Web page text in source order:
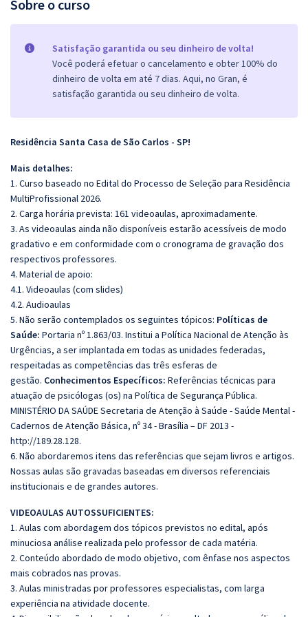
Sobre o curso
Satisfação garantida ou seu dinheiro de volta!
Você poderá efetuar o cancelamento e obter 100% do
dinheiro de volta em até 7 dias. Aqui, no Gran, é
satisfação garantida ou seu dinheiro de volta.
Residência Santa Casa de São Carlos - SP!
Mais detalhes:
1. Curso baseado no Edital do Processo de Seleção para Residência
MultiProfissional 2026.
2. Carga horária prevista: 161 videoaulas, aproximadamente.
3. As videoaulas ainda não disponíveis estarão acessíveis de modo
gradativo e em conformidade com o cronograma de gravação dos
respectivos professores.
4. Material de apoio:
4.1. Videoaulas (com slides)
4.2. Audioaulas
5. Não serão contemplados os seguintes tópicos: Políticas de
Saúde: Portaria nº 1.863/03. Institui a Política Nacional de Atenção às
Urgências, a ser implantada em todas as unidades federadas,
respeitadas as competências das três esferas de
gestão. Conhecimentos Específicos: Referências técnicas para
atuação de psicólogas (os) na Política de Segurança Pública.
MINISTÉRIO DA SAÚDE Secretaria de Atenção à Saúde - Saúde Mental -
Cadernos de Atenção Básica, nº 34 - Brasília – DF 2013 -
http://189.28.128.
6. Não abordaremos itens das referências que sejam livros e artigos.
Nossas aulas são gravadas baseadas em diversos referenciais
institucionais e de grandes autores.
VIDEOAULAS AUTOSSUFICIENTES:
1. Aulas com abordagem dos tópicos previstos no edital, após
minuciosa análise realizada pelo professor de cada matéria.
2. Conteúdo abordado de modo objetivo, com ênfase nos aspectos
mais cobrados nas provas.
3. Aulas ministradas por professores especialistas, com larga
experiência na atividade docente.